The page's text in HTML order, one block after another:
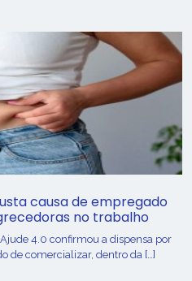
causa de empregado
no trabalho
4.0 confirmou a dispensa por
de comercializar, dentro da […]